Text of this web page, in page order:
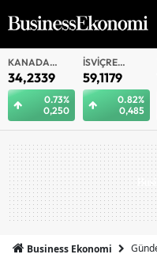
KANADA
DOLARI
34,2339
0.73%
0,250
İSVIÇRE
FRANKI
59,1179
0.82%
0,485
Business Ekonomi